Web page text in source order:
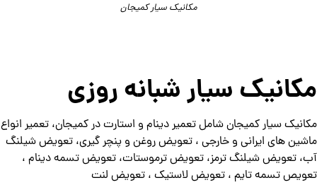
مکانیک سیار کمیجان
مکانیک سیار شبانه روزی
مکانیک سیار کمیجان شامل تعمیر دینام و استارت در کمیجان، تعمیر انواع
ماشین های ایرانی و خارجی ، تعویض روغن و پنچر گیری، تعویض شیلنگ
آب، تعویض شیلنگ ترمز، تعویض ترموستات، تعویض تسمه دینام ،
تعویص تسمه تایم ، تعویض لاستیک ، تعویض لنت